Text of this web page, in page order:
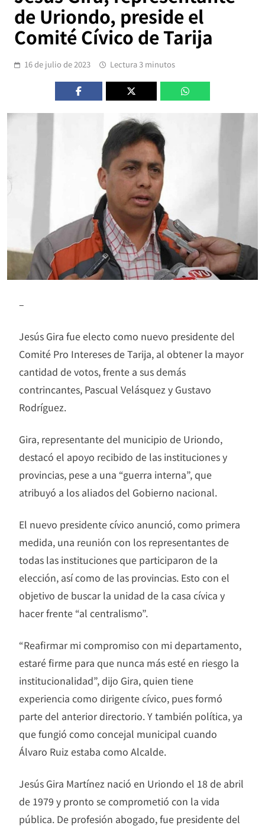
de Uriondo, preside el
Comité Cívico de Tarija
16 de julio de 2023 Lectura 3 minutos
–
Jesús Gira fue electo como nuevo presidente del
Comité Pro Intereses de Tarija, al obtener la mayor
cantidad de votos, frente a sus demás
contrincantes, Pascual Velásquez y Gustavo
Rodríguez.
Gira, representante del municipio de Uriondo,
destacó el apoyo recibido de las instituciones y
provincias, pese a una “guerra interna”, que
atribuyó a los aliados del Gobierno nacional.
El nuevo presidente cívico anunció, como primera
medida, una reunión con los representantes de
todas las instituciones que participaron de la
elección, así como de las provincias. Esto con el
objetivo de buscar la unidad de la casa cívica y
hacer frente “al centralismo”.
“Reafirmar mi compromiso con mi departamento,
estaré firme para que nunca más esté en riesgo la
institucionalidad”, dijo Gira, quien tiene
experiencia como dirigente cívico, pues formó
parte del anterior directorio. Y también política, ya
que fungió como concejal municipal cuando
Álvaro Ruiz estaba como Alcalde.
Jesús Gira Martínez nació en Uriondo el 18 de abril
de 1979 y pronto se comprometió con la vida
pública. De profesión abogado, fue presidente del